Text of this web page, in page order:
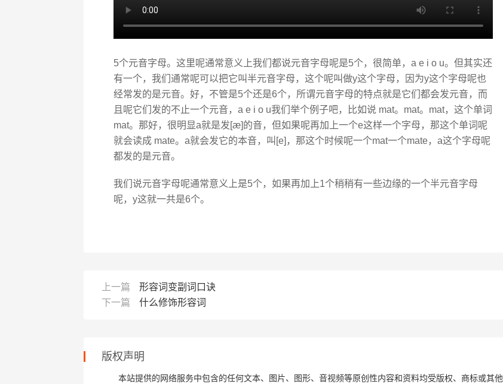
5个元音字母。这里呢通常意义上我们都说元音字母呢是5个，很简单，a e i o u。但其实还
有一个，我们通常呢可以把它叫半元音字母，这个呢叫做y这个字母，因为y这个字母呢也
经常发的是元音。好，不管是5个还是6个，所谓元音字母的特点就是它们都会发元音，而
且呢它们发的不止一个元音，a e i o u我们举个例子吧，比如说 mat。mat。mat，这个单词
mat。那好，很明显a就是发[æ]的音，但如果呢再加上一个e这样一个字母，那这个单词呢
就会读成 mate。a就会发它的本音，叫[e]，那这个时候呢一个mat一个mate，a这个字母呢
都发的是元音。
我们说元音字母呢通常意义上是5个，如果再加上1个稍稍有一些边缘的一个半元音字母
呢，y这就一共是6个。
上一篇
形容词变副词口诀
下一篇
什么修饰形容词
版权声明
本站提供的网络服务中包含的任何文本、图片、图形、音视频等原创性内容和资料均受版权、商标或其他